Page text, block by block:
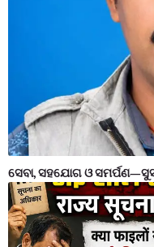
ସେବା, ସହଯୋଗ ଓ